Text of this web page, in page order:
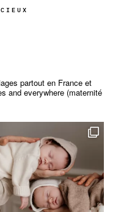
partout en France et
and everywhere (maternité